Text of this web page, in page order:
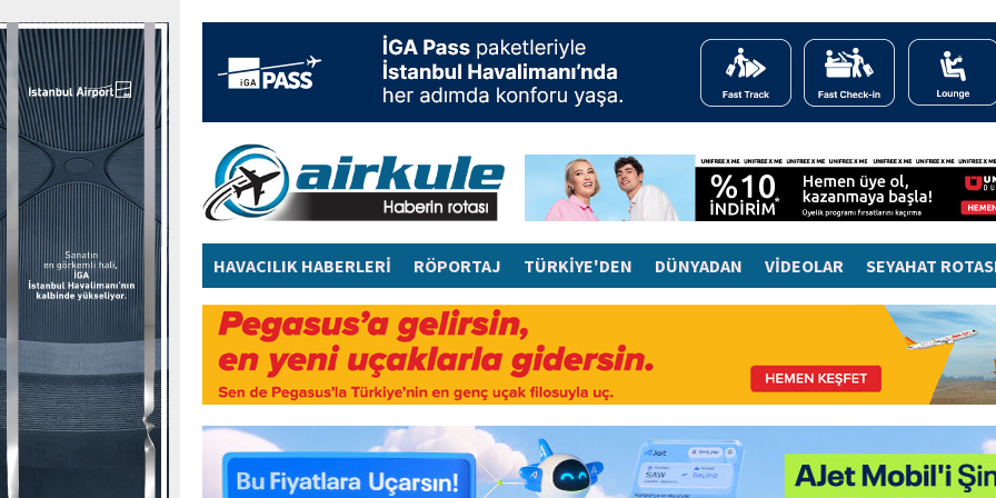
HAVACILIK HABERLERİ RÖPORTAJ TÜRKİYE'DEN DÜNYADAN VİDEOLAR SEYAHAT